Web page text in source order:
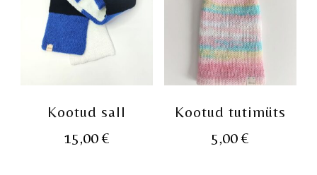
Kootud sall
15,00€
Kootud tutimüts
5,00€